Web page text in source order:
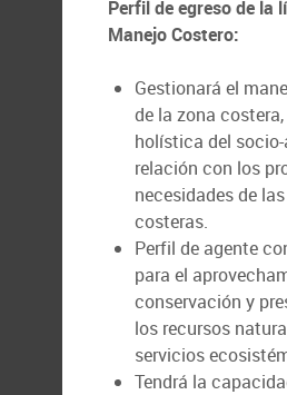
Perfil de egreso de la
Manejo Costero:
Gestionará el
de la zona
holística del
relación con los
necesidades de
costeras.
Perfil de agente
para el
conservación y
los recursos
servicios
Tendrá la